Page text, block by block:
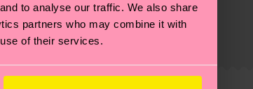
to analyse our traffic. We also share
partners who may combine it with
of their services.
.
findest duhier . Die Lieferzeit beginnt
von der lokalen Post in deinem Land
gestellten Fragen.